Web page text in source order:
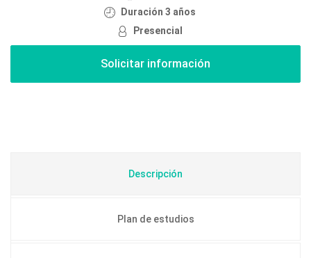
Duración 3 años
Presencial
Descripción
Plan de estudios